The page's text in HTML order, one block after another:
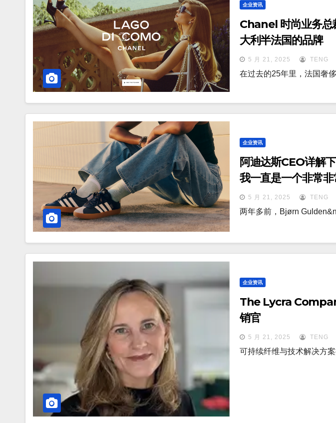
企业资讯
Chanel 时尚业务总
大利半法国的品牌
5 月 21, 2025 TENG
在过去的25年里，法国奢
企业资讯
阿迪达斯CEO详解
我一直是一个非常
护者！
5 月 21, 2025 TENG
两年多前，Bjørn
企业资讯
The Lycra
销官
5 月 21, 2025 TENG
可持续纤维与技术解决方